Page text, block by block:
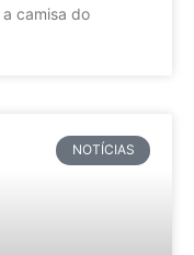
camisa do
NOTÍCIAS